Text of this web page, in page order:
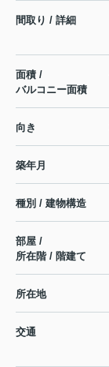
間取り / 詳細
面積 /
バルコニー面積
向き
築年月
種別 / 建物構造
部屋 /
所在階 / 階建て
所在地
交通